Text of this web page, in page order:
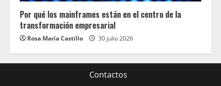
Por qué los mainframes están en el centro de la
transformación empresarial
Rosa María Castillo 30 julio 2026
Contactos